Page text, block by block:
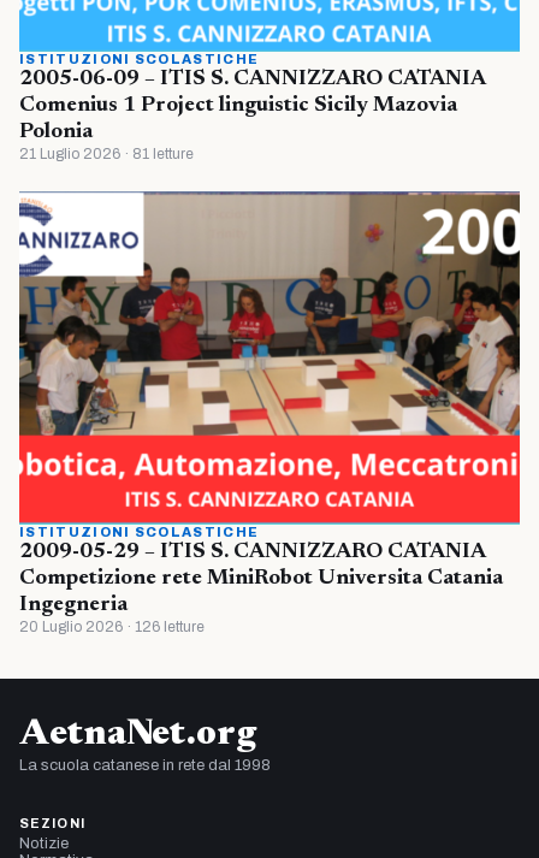
ISTITUZIONI SCOLASTICHE
2005-06-09 – ITIS S. CANNIZZARO CATANIA
Comenius 1 Project linguistic Sicily Mazovia
Polonia
21 Luglio 2026 · 81 letture
ISTITUZIONI SCOLASTICHE
2009-05-29 – ITIS S. CANNIZZARO CATANIA
Competizione rete MiniRobot Universita Catania
Ingegneria
20 Luglio 2026 · 126 letture
AetnaNet.org
La scuola catanese in rete dal 1998
SEZIONI
Notizie